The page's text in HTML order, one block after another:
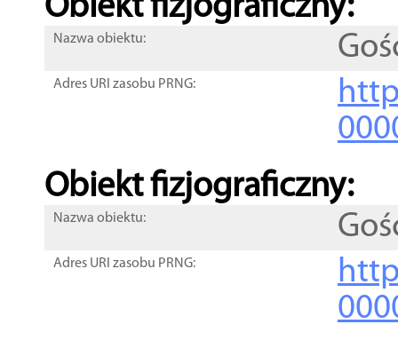
Obiekt fizjograficzny:
Nazwa obiektu:
Adres URI zasobu PRNG:
Obiekt fizjograficzny:
Nazwa obiektu:
Adres URI zasobu PRNG: